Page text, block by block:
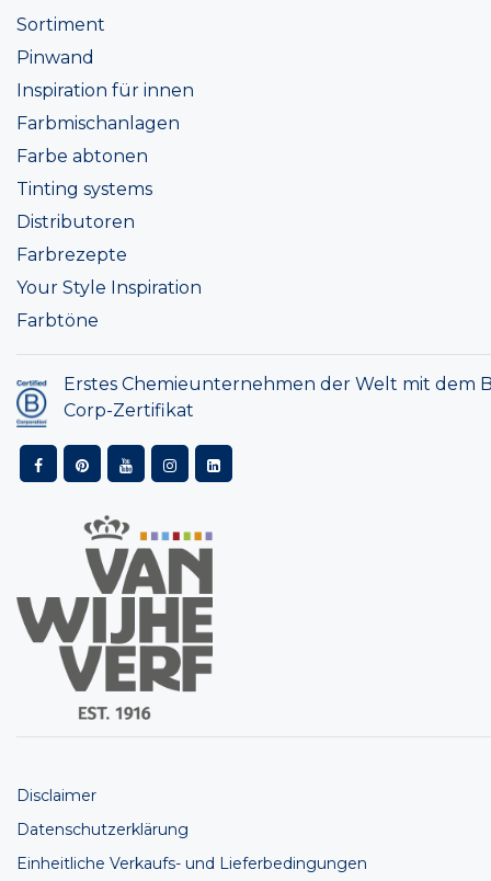
Sortiment
Pinwand
Inspiration für innen
Farbmischanlagen
Farbe abtonen
Tinting systems
Distributoren
Farbrezepte
Your Style Inspiration
Farbtöne
Erstes Chemieunternehmen der Welt mit dem
Corp-Zertifikat
Disclaimer
Datenschutzerklärung
Einheitliche Verkaufs- und Lieferbedingungen